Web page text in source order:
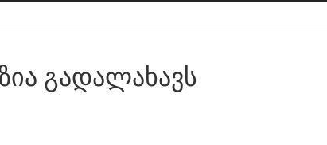
გადალახავს